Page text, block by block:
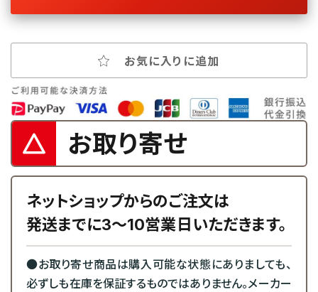
お気に入りに追加
お取り寄せ
ネットショップからのご注文は
発送までに3～10営業日いただきます。
●お取り寄せ商品は購入可能な状態にありましても、
必ずしも在庫を保証するものではありません。メーカー